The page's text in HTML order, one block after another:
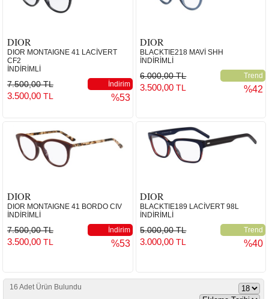
DIOR
DIOR MONTAIGNE 41 LACİVERT
CF2
İNDİRİMLİ
7.500,00 TL İndirim
3.500,00 TL %53
DIOR
BLACKTIE218 MAVİ SHH
İNDİRİMLİ
6.000,00 TL Trend
3.500,00TL %42
DIOR
DIOR MONTAIGNE 41 BORDO CIV
İNDİRİMLİ
7.500,00 TL İndirim
3.500,00 TL %53
DIOR
BLACKTIE189 LACİVERT 98L
İNDİRİMLİ
5.000,00 TL Trend
3.000,00TL %40
16 Adet Ürün Bulundu